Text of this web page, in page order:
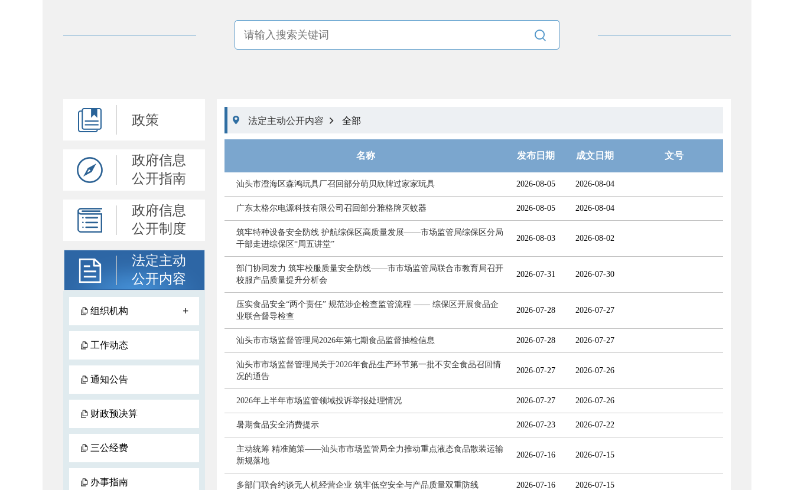

政策
政府信息
公开指南
政府信息
公开制度
法定主动
公开内容
组织机构 +
工作动态
通知公告
财政预决算
三公经费
办事指南
 法定主动公开内容  全部
名称 发布日期 成文日期 文号
汕头市澄海区森鸿玩具厂召回部分萌贝欣牌过家家玩具 2026-08-05 2026-08-04
广东太格尔电源科技有限公司召回部分雅格牌灭蚊器 2026-08-05 2026-08-04
筑牢特种设备安全防线 护航综保区高质量发展——市场监管局综保区分局
干部走进综保区“周五讲堂”
2026-08-03 2026-08-02
部门协同发力 筑牢校服质量安全防线——市市场监管局联合市教育局召开
校服产品质量提升分析会
2026-07-31 2026-07-30
压实食品安全“两个责任” 规范涉企检查监管流程 —— 综保区开展食品企
业联合督导检查
2026-07-28 2026-07-27
汕头市市场监督管理局2026年第七期食品监督抽检信息 2026-07-28 2026-07-27
汕头市市场监督管理局关于2026年食品生产环节第一批不安全食品召回情
况的通告
2026-07-27 2026-07-26
2026年上半年市场监管领域投诉举报处理情况 2026-07-27 2026-07-26
暑期食品安全消费提示 2026-07-23 2026-07-22
主动统筹 精准施策——汕头市市场监管局全力推动重点液态食品散装运输
新规落地
2026-07-16 2026-07-15
多部门联合约谈无人机经营企业 筑牢低空安全与产品质量双重防线 2026-07-16 2026-07-15